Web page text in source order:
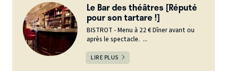
Le Bar des théâtres [Réputé
pour son tartare !]
BISTROT - Menu à 22 € Dîner avant ou
après le spectacle. ...
LIRE PLUS